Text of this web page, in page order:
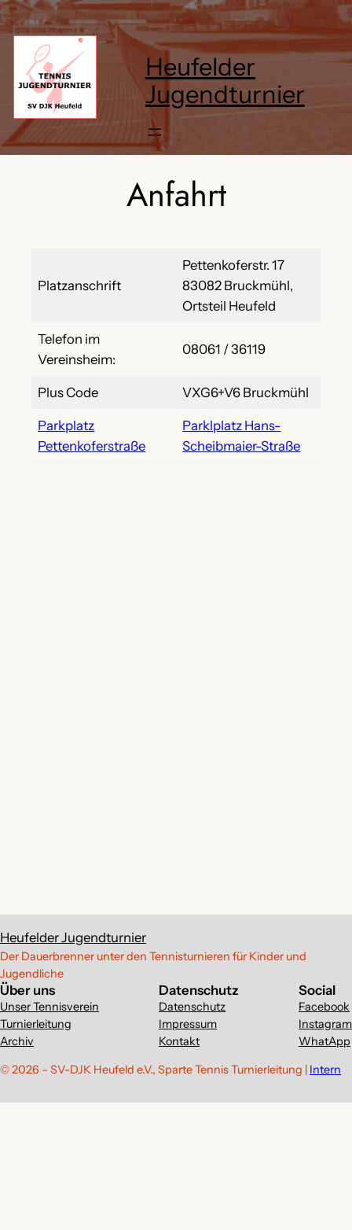
Heufelder
Jugendturnier
Anfahrt
Platzanschrift
Pettenkoferstr. 17
83082 Bruckmühl,
Ortsteil Heufeld
Telefon im
Vereinsheim:
08061 / 36119
Plus Code VXG6+V6 Bruckmühl
Parkplatz
Pettenkoferstraße
Parklplatz Hans-
Scheibmaier-Straße
Heufelder Jugendturnier
Der Dauerbrenner unter den Tennisturnieren für Kinder und
Jugendliche
Über uns
Unser Tennisverein
Turnierleitung
Archiv
Datenschutz
Datenschutz
Impressum
Kontakt
Social
Facebook
Instagram
WhatApp
© 2026 – SV-DJK Heufeld e.V., Sparte Tennis Turnierleitung | Intern